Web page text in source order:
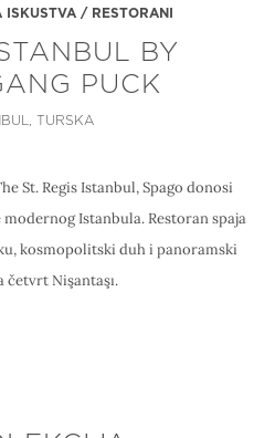
ISKUSTVA / RESTORANI
BY
PUCK
TURSKA
St. Regis Istanbul, Spago donosi
Istanbula. Restoran spaja
kosmopolitski duh i panoramski
četvrt Nişantaşı.